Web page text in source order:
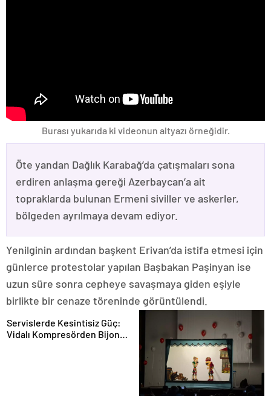
Burası yukarıda ki videonun altyazı örneğidir.
Öte yandan Dağlık Karabağ’da çatışmaları sona
erdiren anlaşma gereği Azerbaycan’a ait
topraklarda bulunan Ermeni siviller ve askerler,
bölgeden ayrılmaya devam ediyor.
Yenilginin ardından başkent Erivan’da istifa etmesi için
günlerce protestolar yapılan Başbakan Paşinyan ise
uzun süre sonra cepheye savaşmaya giden eşiyle
birlikte bir cenaze töreninde görüntülendi.
Servislerde Kesintisiz Güç:
Vidalı Kompresörden Bijon